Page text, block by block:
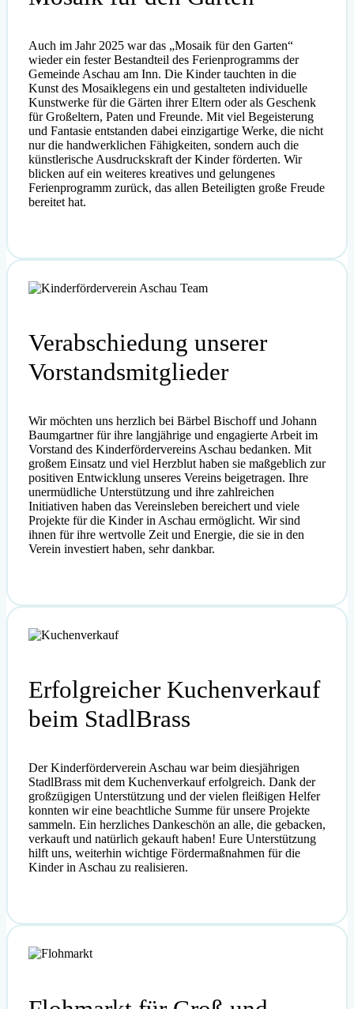
Auch im Jahr 2025 war das „Mosaik für den Garten“
wieder ein fester Bestandteil des Ferienprogramms der
Gemeinde Aschau am Inn. Die Kinder tauchten in die
Kunst des Mosaiklegens ein und gestalteten individuelle
Kunstwerke für die Gärten ihrer Eltern oder als Geschenk
für Großeltern, Paten und Freunde. Mit viel Begeisterung
und Fantasie entstanden dabei einzigartige Werke, die nicht
nur die handwerklichen Fähigkeiten, sondern auch die
künstlerische Ausdruckskraft der Kinder förderten. Wir
blicken auf ein weiteres kreatives und gelungenes
Ferienprogramm zurück, das allen Beteiligten große Freude
bereitet hat.
Verabschiedung unserer
Vorstandsmitglieder
Wir möchten uns herzlich bei Bärbel Bischoff und Johann
Baumgartner für ihre langjährige und engagierte Arbeit im
Vorstand des Kinderfördervereins Aschau bedanken. Mit
großem Einsatz und viel Herzblut haben sie maßgeblich zur
positiven Entwicklung unseres Vereins beigetragen. Ihre
unermüdliche Unterstützung und ihre zahlreichen
Initiativen haben das Vereinsleben bereichert und viele
Projekte für die Kinder in Aschau ermöglicht. Wir sind
ihnen für ihre wertvolle Zeit und Energie, die sie in den
Verein investiert haben, sehr dankbar.
Erfolgreicher Kuchenverkauf
beim StadlBrass
Der Kinderförderverein Aschau war beim diesjährigen
StadlBrass mit dem Kuchenverkauf erfolgreich. Dank der
großzügigen Unterstützung und der vielen fleißigen Helfer
konnten wir eine beachtliche Summe für unsere Projekte
sammeln. Ein herzliches Dankeschön an alle, die gebacken,
verkauft und natürlich gekauft haben! Eure Unterstützung
hilft uns, weiterhin wichtige Fördermaßnahmen für die
Kinder in Aschau zu realisieren.